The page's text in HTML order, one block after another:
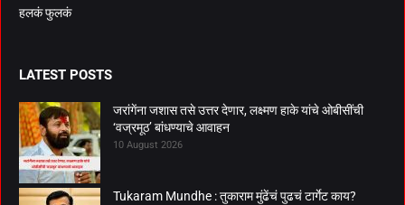
हलकं फुलकं
LATEST POSTS
जरांगेंना जशास तसे उत्तर देणार, लक्ष्मण हाके यांचे ओबीसींची
‘वज्रमूठ’ बांधण्याचे आवाहन
10 August 2026
Tukaram Mundhe : तुकाराम मुंढेंचं पुढचं टार्गेट काय?